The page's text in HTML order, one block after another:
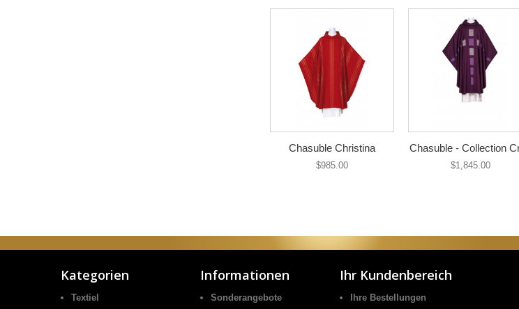
Chasuble Christina
$985.00
Chasuble - Collection
$1,845.00
Kategorien
Textiel
Informationen
Sonderangebote
Ihr Kundenbereich
Ihre Bestellungen